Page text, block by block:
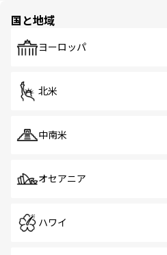
で、ホーカーズは地元の
国と地域
ヨーロッパ
北米
中南米
オセアニア
ハワイ